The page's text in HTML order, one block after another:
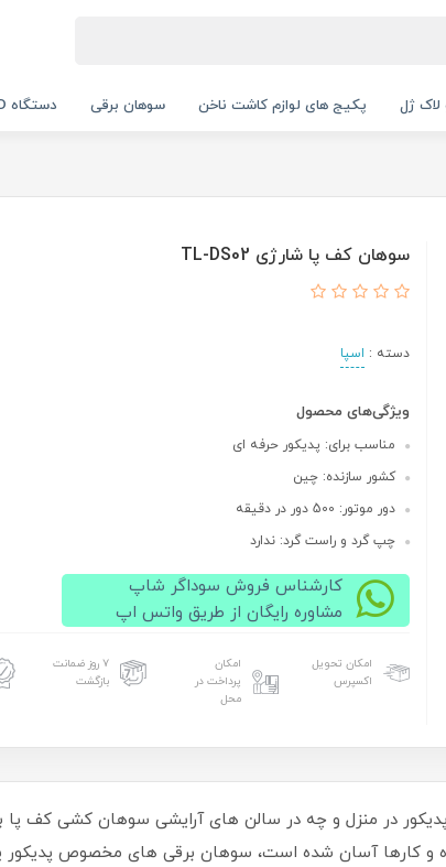
لاک ژل پکیج های لوازم کاشت ناخن سوهان برقی دستگاه UV LED
سوهان کف پا شارژی TL-DS02
دسته : اسپا
ویژگی‌های محصول
مناسب برای: پدیکور حرفه ای
کشور سازنده: چین
دور موتور: 500 دور در دقیقه
چپ گرد و راست گرد: ندارد
کارشناس فروش سوداگر شاپ
مشاوره رایگان از طریق واتس اپ
امکان تحویل
اکسپرس
امکان
پرداخت در
محل
۷ روز ضمانت
بازگشت
در منزل و چه در سالن های آرایشی سوهان کشی کف پا
و کارها آسان شده است، سوهان برقی های مخصوص پدیکور